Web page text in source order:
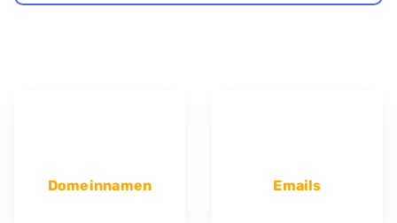
Domeinnamen Emails